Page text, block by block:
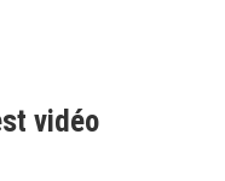
vidéo